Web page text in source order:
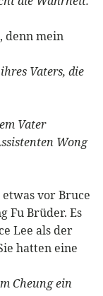
denn mein
Vaters, die
Vater
Wong
vor Bruce
Fu Brüder. Es
Lee als der
hatten eine
Cheung ein